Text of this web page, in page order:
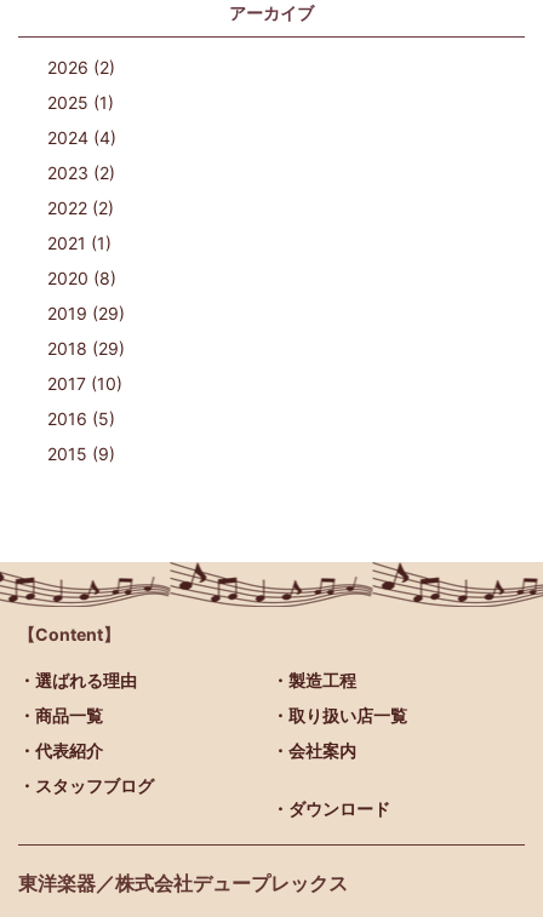
アーカイブ
2026 (2)
2025 (1)
2024 (4)
2023 (2)
2022 (2)
2021 (1)
2020 (8)
2019 (29)
2018 (29)
2017 (10)
2016 (5)
2015 (9)
【Content】
・選ばれる理由
・製造工程
・商品一覧
・取り扱い店一覧
・代表紹介
・会社案内
・スタッフブログ
・ダウンロード
東洋楽器／株式会社デュープレックス